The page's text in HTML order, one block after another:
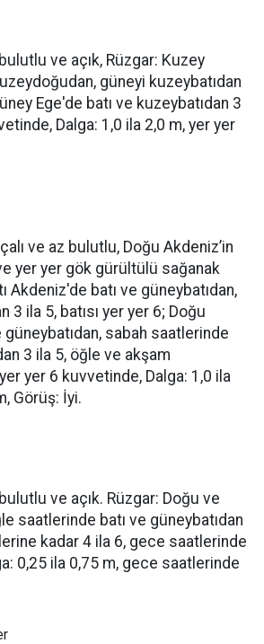
ve açık, Rüzgar: Kuzey
güneyi kuzeybatıdan
Ege'de batı ve kuzeybatıdan 3
Dalga: 1,0 ila 2,0 m, yer yer
ve az bulutlu, Doğu Akdeniz’in
yer yer gök gürültülü sağanak
Akdeniz'de batı ve güneybatıdan,
3 ila 5, batısı yer yer 6; Doğu
sabah saatlerinde
3 ila 5, öğle ve akşam
yer 6 kuvvetinde, Dalga: 1,0 ila
Görüş: İyi.
ve açık. Rüzgar: Doğu ve
saatlerinde batı ve güneybatıdan
kadar 4 ila 6, gece saatlerinde
0,25 ila 0,75 m, gece saatlerinde